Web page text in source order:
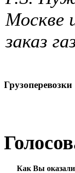
Москве
заказ
Грузоперевозки
Как Вы